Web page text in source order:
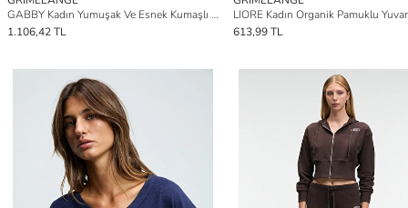
GABBY Kadın Yumuşak Ve Esnek Kumaşlı Toka Detaylı Slim Fit LACİVERT Elbise
1.106,42 TL
613,99 TL